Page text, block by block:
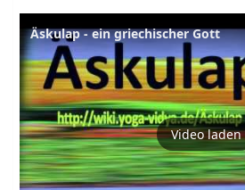
Äskulap - ein griechischer Gott
Video laden